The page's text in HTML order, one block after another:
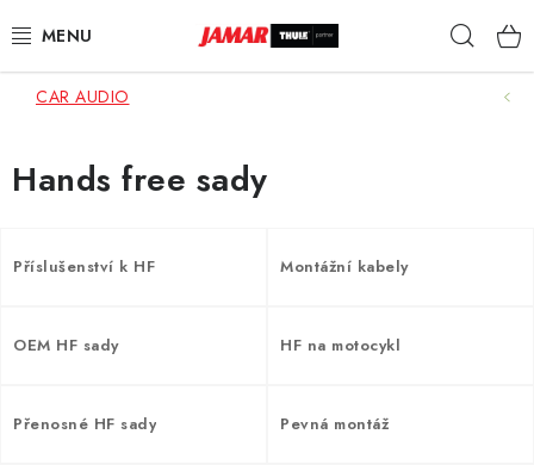
na
STŘEŠNÍ NOSIČE
NOSIČE KOL
DĚTSKÉ ZBOŽÍ
AUTOPOTAHY ŠITÉ NA MÍRU
CAR AUDIO
Hands free sady
Příslušenství k HF Montážní kabely
OEM HF sady HF na motocykl
Přenosné HF sady Pevná montáž